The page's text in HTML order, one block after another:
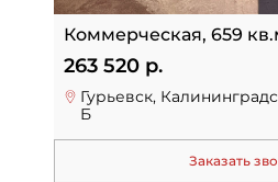
Коммерческая, 659
263 520 р.
Гурьевск,
Б
Заказать